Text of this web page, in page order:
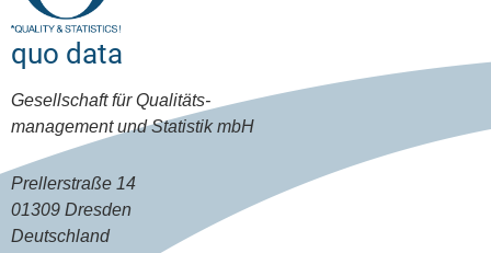
quo data
Gesellschaft für Qualitäts-
management und Statistik mbH
Prellerstraße 14
01309 Dresden
Deutschland